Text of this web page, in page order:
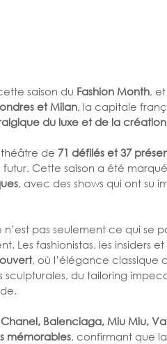
saison du Fashion Month,
et Milan, la capitale
du luxe et de la création
théâtre de 71 défilés et 37
futur. Cette saison a été
, avec des shows qui ont su
n’est pas seulement ce qui se
Les fashionistas, les insiders
, où l’élégance classique
sculpturales, du tailoring
Balenciaga, Miu Miu,
mémorables, confirmant que